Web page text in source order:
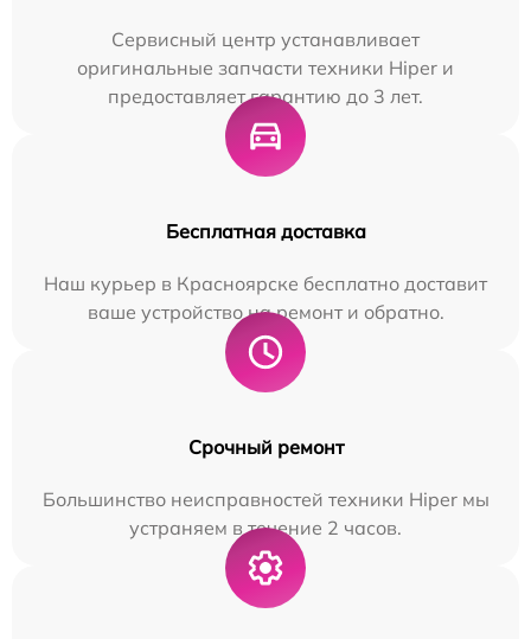
Сервисный центр устанавливает
оригинальные запчасти техники Hiper и
предоставляет гарантию до 3 лет.
Бесплатная доставка
Наш курьер в Красноярске бесплатно доставит
ваше устройство на ремонт и обратно.
Срочный ремонт
Большинство неисправностей техники Hiper мы
устраняем в течение 2 часов.